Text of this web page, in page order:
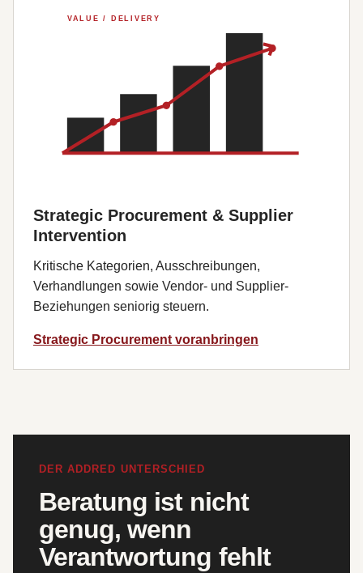
Strategic Procurement & Supplier
Intervention
Kritische Kategorien, Ausschreibungen,
Verhandlungen sowie Vendor- und Supplier-
Beziehungen seniorig steuern.
Strategic Procurement voranbringen
DER ADDRED UNTERSCHIED
Beratung ist nicht
genug, wenn
Verantwortung fehlt